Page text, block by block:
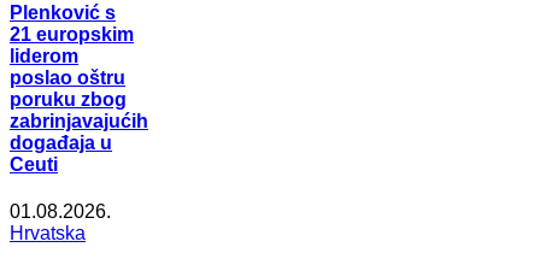
Plenković s
21 europskim
liderom
poslao oštru
poruku zbog
zabrinjavajućih
događaja u
Ceuti
01.08.2026.
Hrvatska